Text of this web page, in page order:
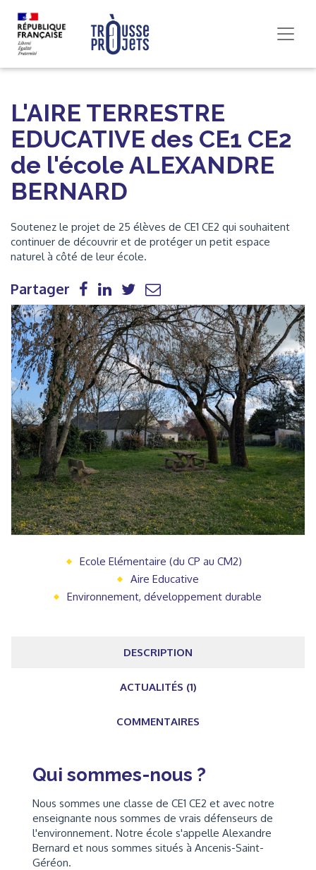
L'AIRE TERRESTRE
EDUCATIVE des CE1 CE2
de l'école ALEXANDRE
BERNARD
Soutenez le projet de 25 élèves de CE1 CE2 qui souhaitent
continuer de découvrir et de protéger un petit espace
naturel à côté de leur école.
Partager
Ecole Elémentaire (du CP au CM2)
Aire Educative
Environnement, développement durable
DESCRIPTION
ACTUALITÉS (1)
COMMENTAIRES
Qui sommes-nous ?
Nous sommes une classe de CE1 CE2 et avec notre
enseignante nous sommes de vrais défenseurs de
l'environnement. Notre école s'appelle Alexandre
Bernard et nous sommes situés à Ancenis-Saint-
Géréon.